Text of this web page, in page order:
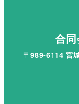
合
〒989-6114 宮